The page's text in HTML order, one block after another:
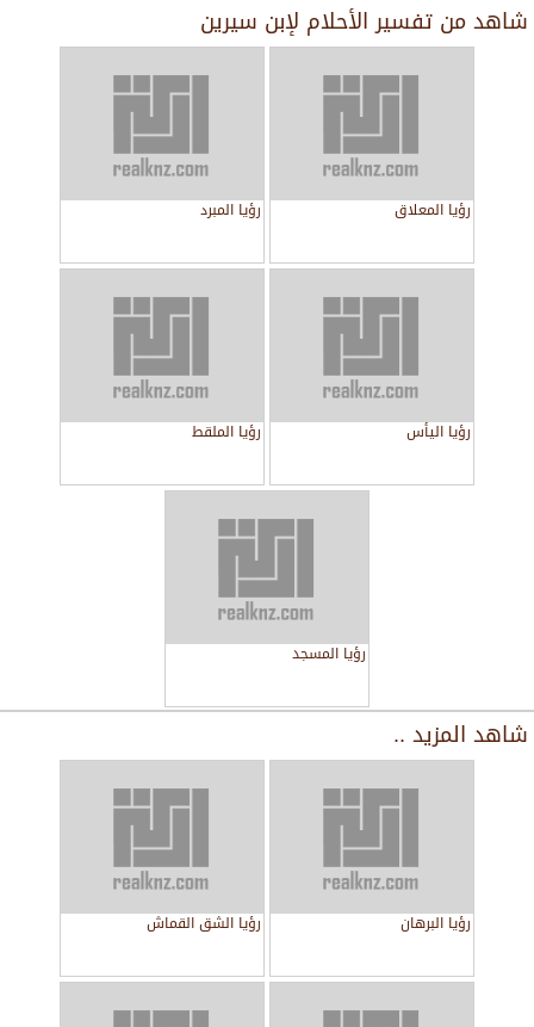
شاهد من تفسير الأحلام لإبن سيرين
رؤيا المعلاق رؤيا المبرد
رؤيا اليأس رؤيا الملقط
رؤيا المسجد
شاهد المزيد ..
رؤيا البرهان رؤيا الشق القماش